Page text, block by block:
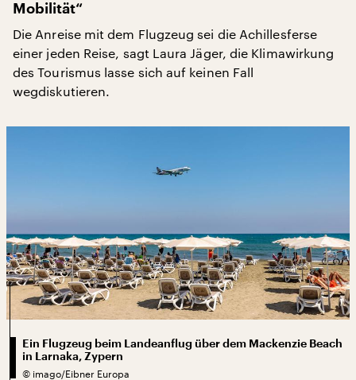
Mobilität“
Die Anreise mit dem Flugzeug sei die Achillesferse
einer jeden Reise, sagt Laura Jäger, die Klimawirkung
des Tourismus lasse sich auf keinen Fall
wegdiskutieren.
Ein Flugzeug beim Landeanflug über dem Mackenzie Beach
in Larnaka, Zypern
© imago/Eibner Europa